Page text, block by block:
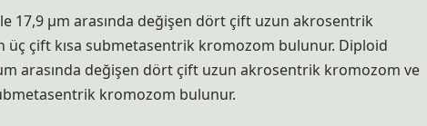
17,9 μm arasında değişen dört çift uzun akrosentrik
üç çift kısa submetasentrik kromozom bulunur. Diploid
arasında değişen dört çift uzun akrosentrik kromozom ve
kromozom bulunur.